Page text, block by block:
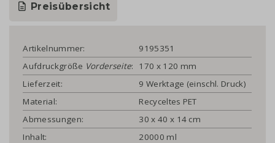
Preisübersicht
Artikelnummer:
9195351
Aufdruckgröße Vorderseite:
170 x 120 mm
Lieferzeit:
9 Werktage (einschl. Druck)
Material:
Recyceltes PET
Abmessungen:
30 x 40 x 14 cm
Inhalt:
20000 ml